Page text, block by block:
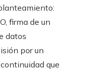
firma de un
datos
por un
que